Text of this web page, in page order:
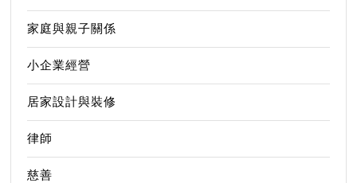
家庭與親子關係
小企業經營
居家設計與裝修
律師
慈善